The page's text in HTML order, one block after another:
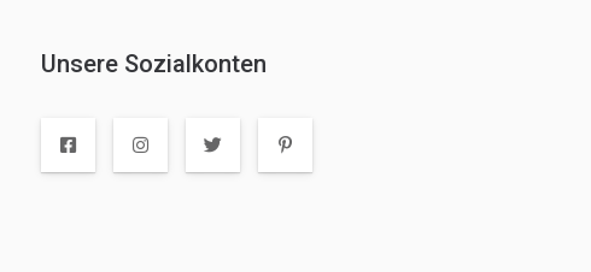
Unsere Sozialkonten